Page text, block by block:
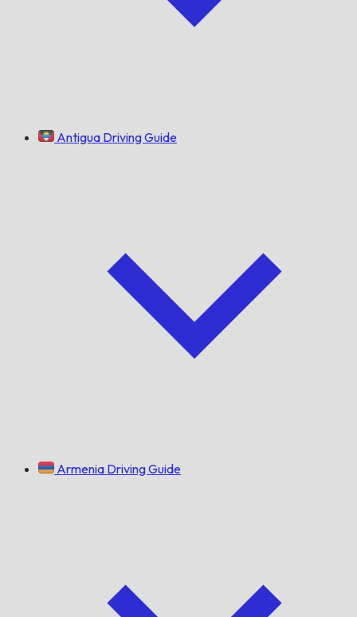
Antigua Driving Guide
Armenia Driving Guide